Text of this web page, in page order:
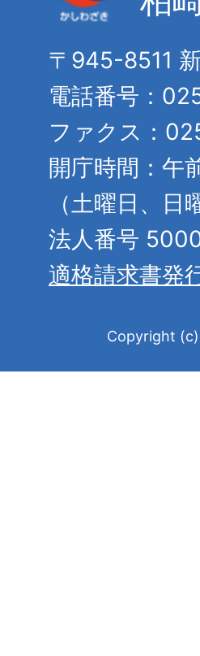
〒945-8511
電話番号：
ファクス：
開庁時間：午
（土曜日、
法人番号
適格請求書発
Copyright